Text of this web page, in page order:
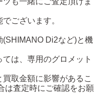
ございます。
(SHIMANO Di2など)と機
は、専用のグロメット
取金額に影響があるこ
は査定時にご確認をお願